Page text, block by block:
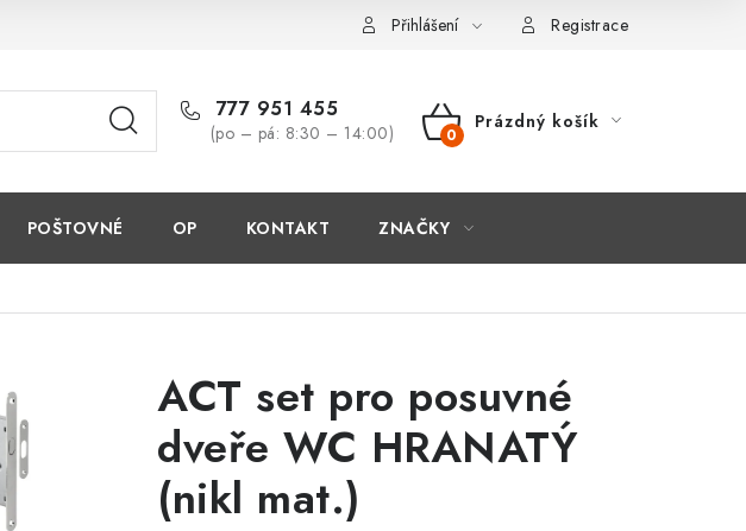
Přihlášení Registrace
777 951 455
(po – pá: 8:30 – 14:00)
NÁKUPNÍ
Prázdný košík
POŠTOVNÉ OP KONTAKT ZNAČKY
ACT set pro posuvné
dveře WC HRANATÝ
(nikl mat.)